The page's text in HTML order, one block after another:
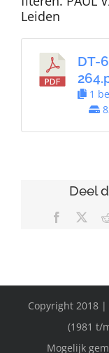
Leiden
DT-
1
Deel
Facebook
Copyright 2018
(1981 t/
Mogelijk